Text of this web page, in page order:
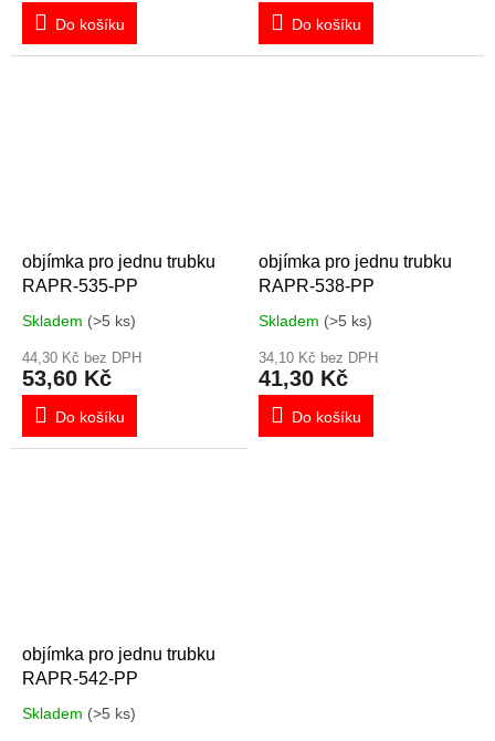
Do košíku Do košíku
objímka pro jednu trubku
RAPR-535-PP
Skladem (>5 ks)
44,30 Kč bez DPH
53,60 Kč
Do košíku
objímka pro jednu trubku
RAPR-538-PP
Skladem (>5 ks)
34,10 Kč bez DPH
41,30 Kč
Do košíku
objímka pro jednu trubku
RAPR-542-PP
Skladem (>5 ks)